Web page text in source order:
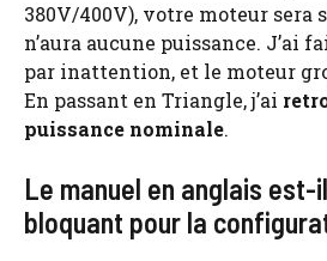
380V/400V), votre moteur sera
n’aura aucune puissance. J’ai
par inattention, et le moteur
En passant en Triangle, j’ai
puissance nominale.
Le manuel en anglais est-
bloquant pour la